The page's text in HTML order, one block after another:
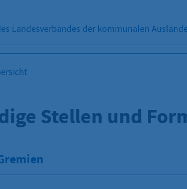
Landesverbandes der kommunalen
Stellen und